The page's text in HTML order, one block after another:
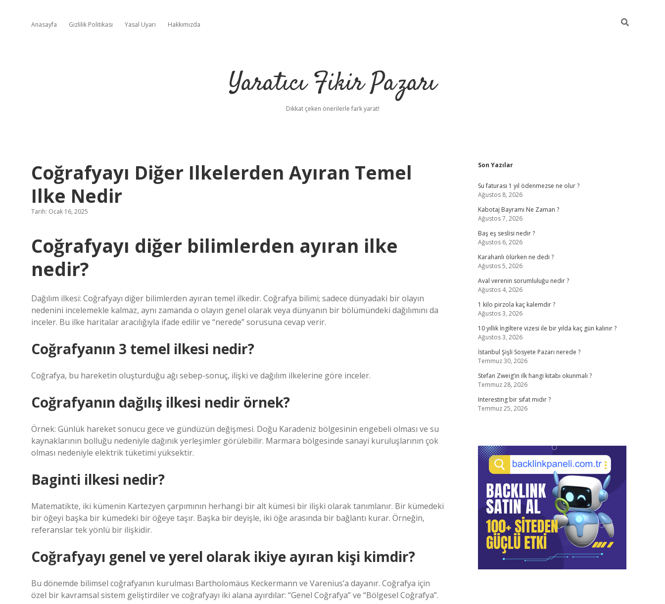
Anasayfa Gizlilik Politikası Yasal Uyarı Hakkımızda
Yaratıcı Fikir Pazarı
Dikkat çeken önerilerle fark yarat!
Coğrafyayı Diğer Ilkelerden Ayıran Temel
Ilke Nedir
Tarih: Ocak 16, 2025
Coğrafyayı diğer bilimlerden ayıran ilke
nedir?
Dağılım ilkesi: Coğrafyayı diğer bilimlerden ayıran temel ilkedir. Coğrafya bilimi; sadece dünyadaki bir olayın
nedenini incelemekle kalmaz, aynı zamanda o olayın genel olarak veya dünyanın bir bölümündeki dağılımını da
inceler. Bu ilke haritalar aracılığıyla ifade edilir ve “nerede” sorusuna cevap verir.
Coğrafyanın 3 temel ilkesi nedir?
Coğrafya, bu hareketin oluşturduğu ağı sebep-sonuç, ilişki ve dağılım ilkelerine göre inceler.
Coğrafyanın dağılış ilkesi nedir örnek?
Örnek: Günlük hareket sonucu gece ve gündüzün değişmesi. Doğu Karadeniz bölgesinin engebeli olması ve su
kaynaklarının bolluğu nedeniyle dağınık yerleşimler görülebilir. Marmara bölgesinde sanayi kuruluşlarının çok
olması nedeniyle elektrik tüketimi yüksektir.
Baginti ilkesi nedir?
Matematikte, iki kümenin Kartezyen çarpımının herhangi bir alt kümesi bir ilişki olarak tanımlanır. Bir kümedeki
bir öğeyi başka bir kümedeki bir öğeye taşır. Başka bir deyişle, iki öğe arasında bir bağlantı kurar. Örneğin,
referanslar tek yönlü bir ilişkidir.
Coğrafyayı genel ve yerel olarak ikiye ayıran kişi kimdir?
Bu dönemde bilimsel coğrafyanın kurulması Bartholomäus Keckermann ve Varenius’a dayanır. Coğrafya için
özel bir kavramsal sistem geliştirdiler ve coğrafyayı iki alana ayırdılar: “Genel Coğrafya” ve “Bölgesel Coğrafya”.
Sidebar
Son Yazılar
Su faturası 1 yıl ödenmezse ne olur ?
Ağustos 8, 2026
Kabotaj Bayramı Ne Zaman ?
Ağustos 7, 2026
Baş eş seslisi nedir ?
Ağustos 6, 2026
Karahanlı ölürken ne dedi ?
Ağustos 5, 2026
Aval verenin sorumluluğu nedir ?
Ağustos 4, 2026
1 kilo pirzola kaç kalemdir ?
Ağustos 3, 2026
10 yıllık İngiltere vizesi ile bir yılda kaç gün kalınır ?
Ağustos 3, 2026
İstanbul Şişli Sosyete Pazarı nerede ?
Temmuz 30, 2026
Stefan Zweig’in ilk hangi kitabı okunmalı ?
Temmuz 28, 2026
Interesting bir sıfat mıdır ?
Temmuz 25, 2026